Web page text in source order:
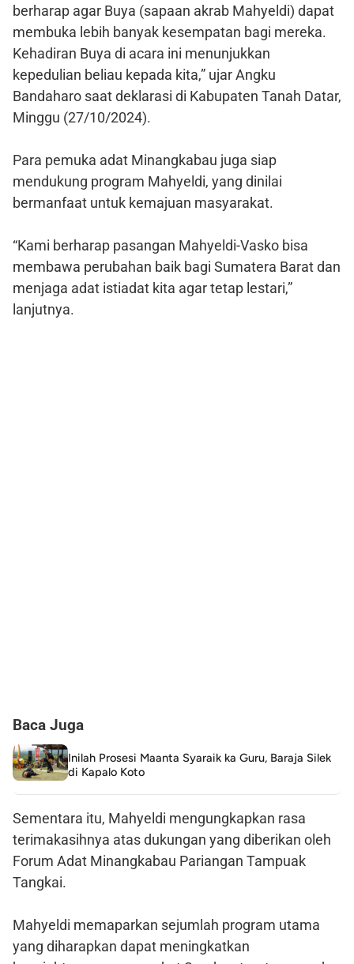
berharap agar Buya (sapaan akrab Mahyeldi) dapat
membuka lebih banyak kesempatan bagi mereka.
Kehadiran Buya di acara ini menunjukkan
kepedulian beliau kepada kita,” ujar Angku
Bandaharo saat deklarasi di Kabupaten Tanah Datar,
Minggu (27/10/2024).
Para pemuka adat Minangkabau juga siap
mendukung program Mahyeldi, yang dinilai
bermanfaat untuk kemajuan masyarakat.
“Kami berharap pasangan Mahyeldi-Vasko bisa
membawa perubahan baik bagi Sumatera Barat dan
menjaga adat istiadat kita agar tetap lestari,”
lanjutnya.
Baca Juga
Inilah Prosesi Maanta Syaraik ka Guru, Baraja Silek
di Kapalo Koto
Sementara itu, Mahyeldi mengungkapkan rasa
terimakasihnya atas dukungan yang diberikan oleh
Forum Adat Minangkabau Pariangan Tampuak
Tangkai.
Mahyeldi memaparkan sejumlah program utama
yang diharapkan dapat meningkatkan